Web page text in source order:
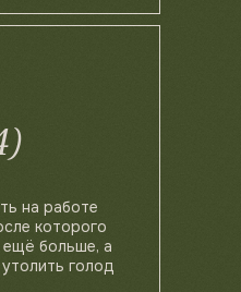
на работе
которого
ещё больше, а
голод